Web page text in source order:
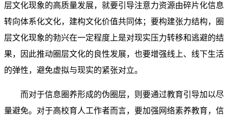
层文化现象的高质量发展，就要引导注意力资源由碎片化信息
转向体系化文化，建构文化价值共同体；要构建张力结构，圈
层文化现象的勃兴在一定程度上是对现实压力转移和逃避的结
果，因此推动圈层文化的良性发展，也要增强线上、线下生活
的弹性，避免虚拟与现实的紧张对立。
而对于信息圈养形成的伪圈层，则要通过教育引导加以尽
量避免。对于高校育人工作者而言，要加强网络素养教育，信